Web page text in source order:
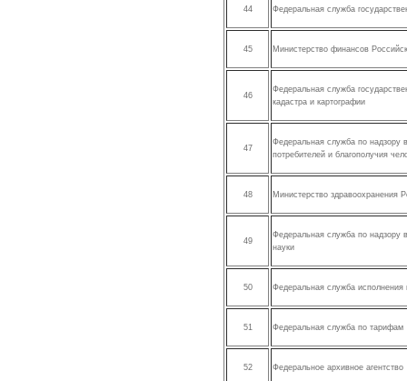
44 Федеральная служба
45 Министерство финансов
46
Федеральная служба
кадастра и картографии
47
Федеральная служба по надзору
потребителей и благополучия
48 Министерство здравоохранения
49
Федеральная служба по надзору
науки
50 Федеральная служба исполнения
51 Федеральная служба по тарифам
52 Федеральное архивное агентство